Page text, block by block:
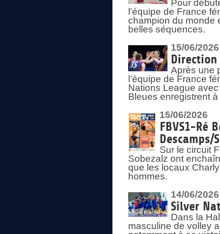
Pour
l’équipe de France
champion du monde
belles séquences.
15/06/2026
Après une
l’équipe de France
Nations League
Bleues enregistrent
15/06/2026
FBVS1-Ré
Descamps/
Sur le circuit
Sobezalz ont
que les locaux
hommes.
14/06/2026
Silver
Dans la
masculine de volley